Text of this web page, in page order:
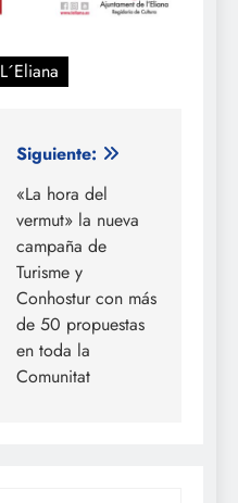
L´Eliana
Siguiente:
«La hora del
vermut» la nueva
campaña de
Turisme y
Conhostur con más
de 50 propuestas
en toda la
Comunitat